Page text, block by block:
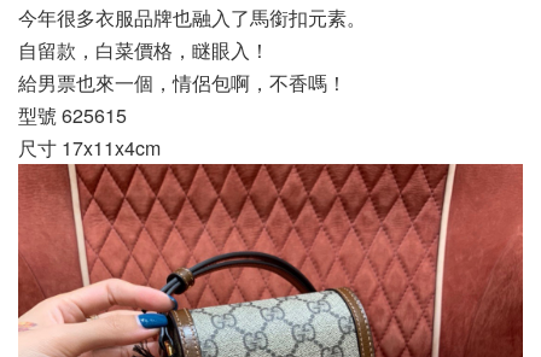
今年很多衣服品牌也融入了馬銜扣元素。
自留款，白菜價格，瞇眼入！
給男票也來一個，情侶包啊，不香嗎！
型號 625615
尺寸 17x11x4cm